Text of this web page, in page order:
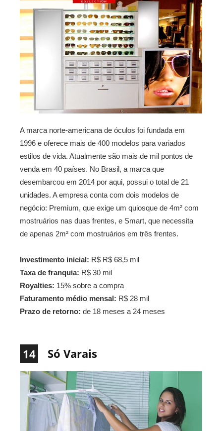
A marca norte-americana de óculos foi fundada em
1996 e oferece mais de 400 modelos para variados
estilos de vida. Atualmente são mais de mil pontos de
venda em 40 países. No Brasil, a marca que
desembarcou em 2014 por aqui, possui o total de 21
unidades. A empresa conta com dois modelos de
negócio: Premium, que exige um quiosque de 4m² com
mostruários nas duas frentes, e Smart, que necessita
de apenas 2m² com mostruários em três frentes.
Investimento inicial: R$ R$ 68,5 mil
Taxa de franquia: R$ 30 mil
Royalties: 15% sobre a compra
Faturamento médio mensal: R$ 28 mil
Prazo de retorno: de 18 meses a 24 meses
14 Só Varais